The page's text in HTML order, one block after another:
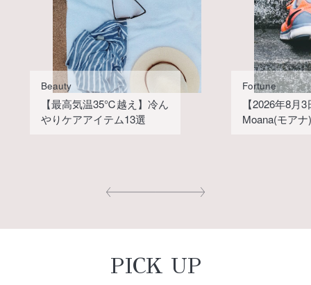
Beauty
【最高気温35℃越え】冷ん
やりケアアイテム13選
Fortune
【2026年8月
Moana(モア
PICK UP